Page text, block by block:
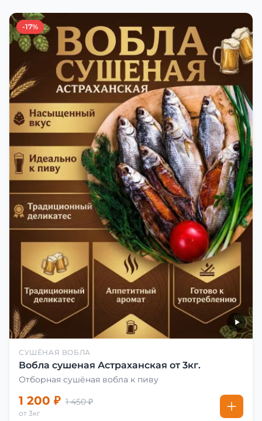
-17%
СУШЁНАЯ ВОБЛА
Вобла сушеная Астраханская от 3кг.
Отборная сушёная вобла к пиву
1 200 ₽ 1 450 ₽
от 3кг